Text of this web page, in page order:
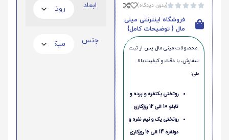




(بدون دیدگاه)
فروشگاه اینترنتی مینی
مال { توضیحات کامل}
محصولات مینی‌ مال پس از ثبت
سفارش، با دقت و کیفیت بالا
طی:
روتختی یکنفره و پرده و
تابلو 10 الی 12 روزکاری
روتختی یک و نیم نفره و
دونفره 14 الی 16 روزکاری
ابعاد
جنس